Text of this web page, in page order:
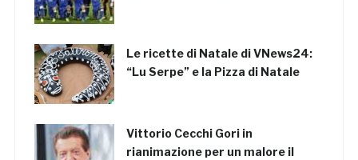
Le ricette di Natale di VNews24:
“Lu Serpe” e la Pizza di Natale
Vittorio Cecchi Gori in
rianimazione per un malore il